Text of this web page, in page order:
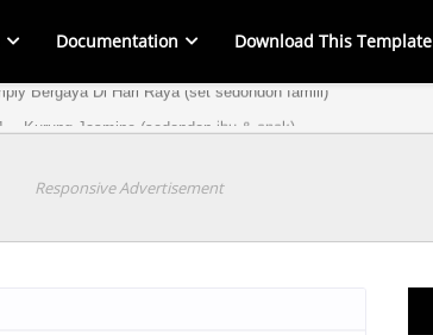
Documentation Download This Template
Responsive Advertisement